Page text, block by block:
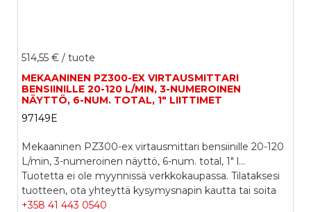
514,55 € / tuote
MEKAANINEN PZ300-EX VIRTAUSMITTARI
BENSIINILLE 20-120 L/MIN, 3-NUMEROINEN
NÄYTTÖ, 6-NUM. TOTAL, 1" LIITTIMET
97149E
Mekaaninen PZ300-ex virtausmittari bensiinille 20-120
L/min, 3-numeroinen näyttö, 6-num. total, 1" l...
Tuotetta ei ole myynnissä verkkokaupassa. Tilataksesi
tuotteen, ota yhteyttä kysymysnapin kautta tai soita
+358 41 443 0540